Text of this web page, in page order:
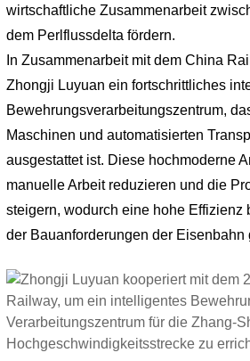
wirtschaftliche Zusammenarbeit
dem Perlflussdelta fördern.
In Zusammenarbeit mit dem China
Zhongji Luyuan ein fortschrittliches
Bewehrungsverarbeitungszentrum,
Maschinen und automatisierten
ausgestattet ist. Diese hochmoderne
manuelle Arbeit reduzieren und die
steigern, wodurch eine hohe Effizienz
der Bauanforderungen der Eisenbahn